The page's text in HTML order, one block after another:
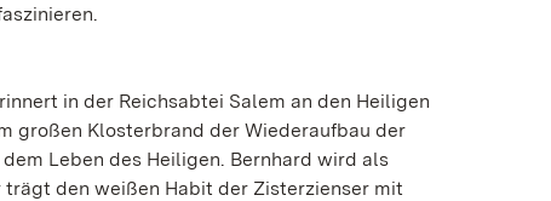
in der Reichsabtei Salem an den Heiligen
großen Klosterbrand der Wiederaufbau der
Leben des Heiligen. Bernhard wird als
den weißen Habit der Zisterzienser mit